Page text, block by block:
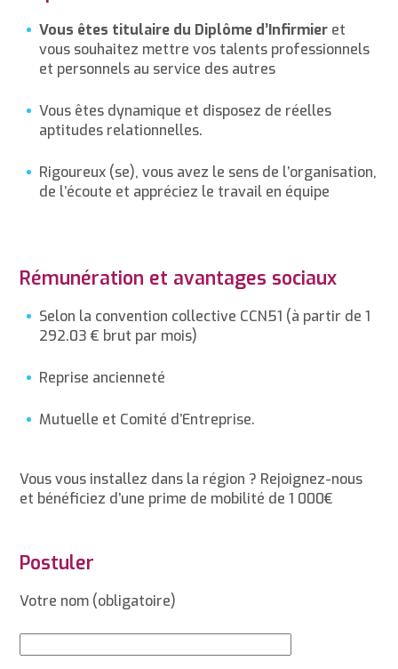
Vous êtes titulaire du Diplôme d’Infirmier et
vous souhaitez mettre vos talents professionnels
et personnels au service des autres
Vous êtes dynamique et disposez de réelles
aptitudes relationnelles.
Rigoureux (se), vous avez le sens de l’organisation,
de l’écoute et appréciez le travail en équipe
Rémunération et avantages sociaux
Selon la convention collective CCN51 (à partir de 1
292.03 € brut par mois)
Reprise ancienneté
Mutuelle et Comité d’Entreprise.
Vous vous installez dans la région ? Rejoignez-nous
et bénéficiez d’une prime de mobilité de 1 000€
Postuler
Votre nom (obligatoire)